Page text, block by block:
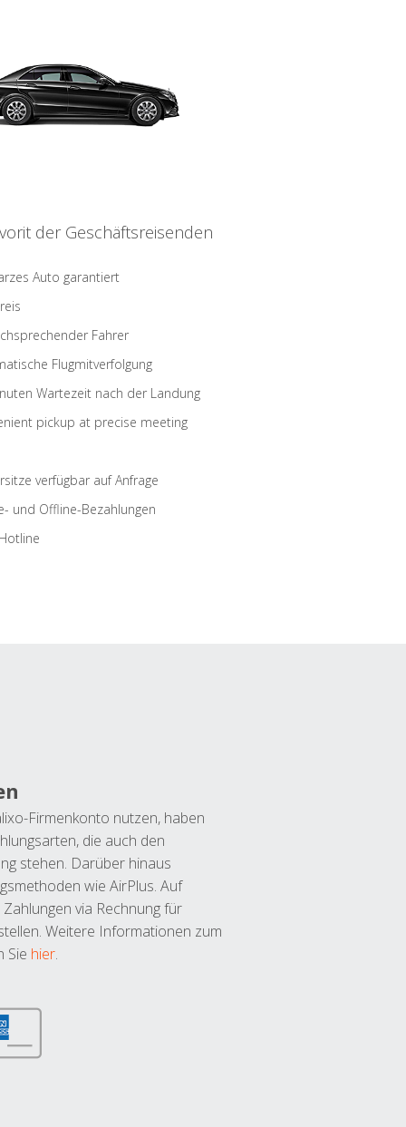
der Geschäftsreisenden
Auto garantiert
Fahrer
Flugmitverfolgung
Wartezeit nach der Landung
pickup at precise meeting
verfügbar auf Anfrage
und Offline-Bezahlungen
Firmenkonto nutzen, haben
die auch den
stehen. Darüber hinaus
wie AirPlus. Auf
via Rechnung für
Weitere Informationen zum
Sie hier.